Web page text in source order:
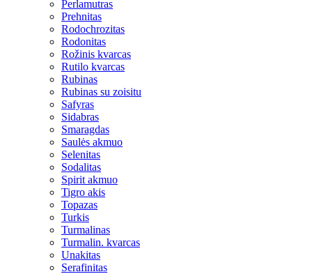
Perlamutras
Prehnitas
Rodochrozitas
Rodonitas
Rožinis kvarcas
Rutilo kvarcas
Rubinas
Rubinas su zoisitu
Safyras
Sidabras
Smaragdas
Saulės akmuo
Selenitas
Sodalitas
Spirit akmuo
Tigro akis
Topazas
Turkis
Turmalinas
Turmalin. kvarcas
Unakitas
Serafinitas